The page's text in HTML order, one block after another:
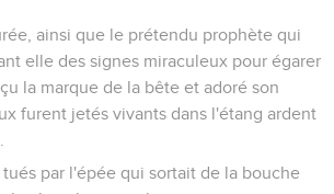
ainsi que le prétendu prophète qui
elle des signes miraculeux pour égarer
la marque de la bête et adoré son
furent jetés vivants dans l'étang ardent
par l'épée qui sortait de la bouche